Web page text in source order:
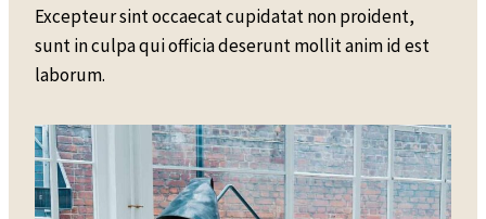
Excepteur sint occaecat cupidatat non proident,
sunt in culpa qui officia deserunt mollit anim id est
laborum.